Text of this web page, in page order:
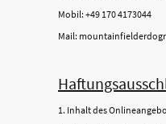
Mobil: +49 170 4173044
Mail:
1. Inhalt des